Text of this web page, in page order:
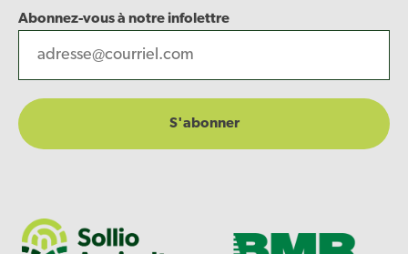
Abonnez-vous à notre infolettre